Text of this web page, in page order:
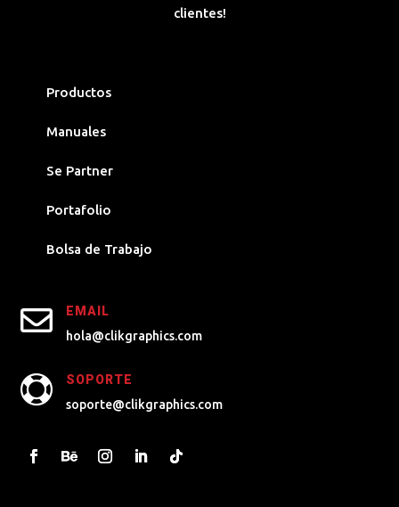
clientes!
Productos
Manuales
Se Partner
Portafolio
Bolsa de Trabajo

EMAIL
hola@clikgraphics.com

SOPORTE
soporte@clikgraphics.com